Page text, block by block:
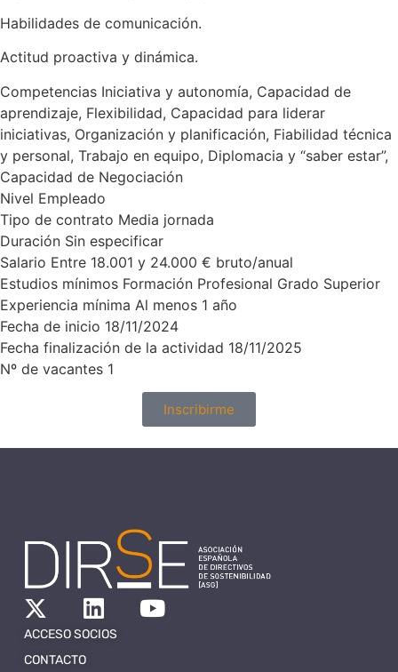
Habilidades de comunicación.
Actitud proactiva y dinámica.
Competencias Iniciativa y autonomía, Capacidad de
aprendizaje, Flexibilidad, Capacidad para liderar
iniciativas, Organización y planificación, Fiabilidad técnica
y personal, Trabajo en equipo, Diplomacia y “saber estar”,
Capacidad de Negociación
Nivel Empleado
Tipo de contrato Media jornada
Duración Sin especificar
Salario Entre 18.001 y 24.000 € bruto/anual
Estudios mínimos Formación Profesional Grado Superior
Experiencia mínima Al menos 1 año
Fecha de inicio 18/11/2024
Fecha finalización de la actividad 18/11/2025
Nº de vacantes 1
Inscribirme
ACCESO SOCIOS
CONTACTO